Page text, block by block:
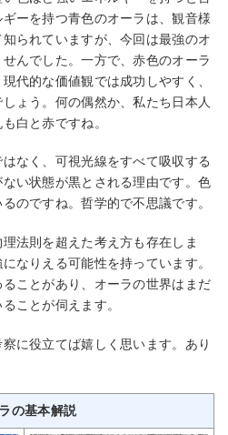
ーを持つ青色のオーラは、観音様
られていますが、今回は最強のオ
んでした。一方で、赤色のオーラ
代的な価値観では成功しやすく、
ょう。何の偶然か、私たち日本人
白と赤ですね。
なく、可視光線をすべて吸収する
い状態が黒とされる理由です。色
のですね。哲学的で不思議です。
法則を超えた考え方も存在しま
なりえる可能性を持っています。
ことがあり、オーラの世界はまだ
ことが伺えます。
に役立てば嬉しく思います。あり
の基本解説